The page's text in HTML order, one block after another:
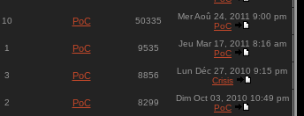
10 PoC 50335
Mer Aoû 24, 2011 9:00 pm
PoC
1 PoC 9535
Jeu Mar 17, 2011 8:16 am
PoC
3 PoC 8856
Lun Déc 27, 2010 9:15 pm
Crisis
2 PoC 8299
Dim Oct 03, 2010 10:49 pm
PoC